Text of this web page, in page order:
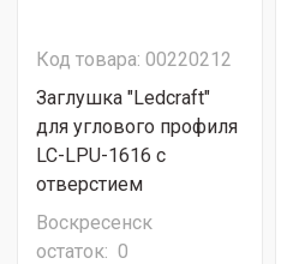
Код товара: 00220212
Заглушка "Ledcraft"
для углового профиля
LC-LPU-1616 с
отверстием
Воскресенск
остаток: 0